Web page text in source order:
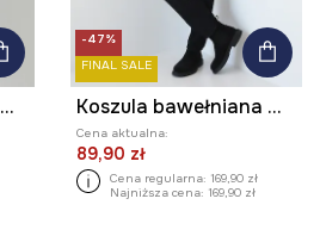
Koszula bawełniana męska z kołnierzykiem klasycznym melanżowa
-47%
FINAL SALE
Koszula bawełniana męska z kołnierzykiem klasycznym gładka
Cena aktualna:
89,90 zł
Cena regularna: 169,90 zł
Najniższa cena: 169,90 zł